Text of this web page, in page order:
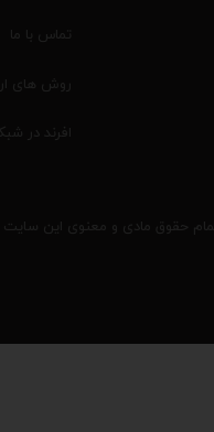
حقوق مادی و معنوی این سایت
تماس با ما
روش های
افرند در